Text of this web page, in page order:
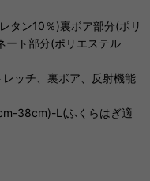
タン10％)裏ボア部分(ポリ
ート部分(ポリエステル
レッチ、裏ボア、反射機能
38cm)-L(ふくらはぎ適